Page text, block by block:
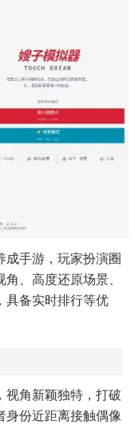
成手游，玩家扮演圈
、高度还原场景、
具备实时排行等优
视角新颖独特，打破
身份近距离接触偶像